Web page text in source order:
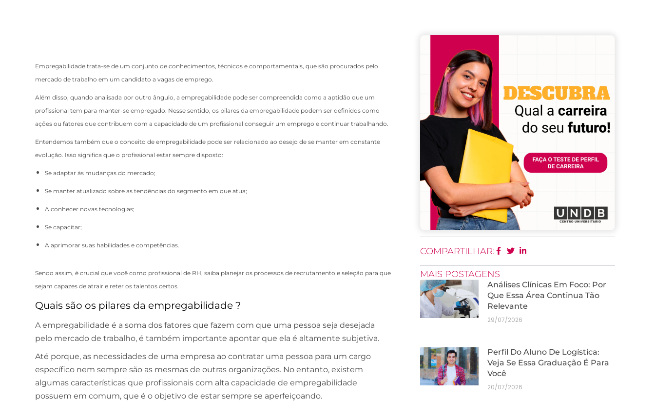
Empregabilidade trata-se de um conjunto de conhecimentos, técnicos e comportamentais, que são procurados pelo
mercado de trabalho em um candidato a vagas de emprego.
Além disso, quando analisada por outro ângulo, a empregabilidade pode ser compreendida como a aptidão que um
profissional tem para manter-se empregado. Nesse sentido, os pilares da empregabilidade podem ser definidos como
ações ou fatores que contribuem com a capacidade de um profissional conseguir um emprego e continuar trabalhando.
Entendemos também que o conceito de empregabilidade pode ser relacionado ao desejo de se manter em constante
evolução. Isso significa que o profissional estar sempre disposto:
Se adaptar às mudanças do mercado;
Se manter atualizado sobre as tendências do segmento em que atua;
A conhecer novas tecnologias;
Se capacitar;
A aprimorar suas habilidades e competências.
Sendo assim, é crucial que você como profissional de RH, saiba planejar os processos de recrutamento e seleção para que
sejam capazes de atrair e reter os talentos certos.
Quais são os pilares da empregabilidade ?
A empregabilidade é a soma dos fatores que fazem com que uma pessoa seja desejada
pelo mercado de trabalho, é também importante apontar que ela é altamente subjetiva.
Até porque, as necessidades de uma empresa ao contratar uma pessoa para um cargo
específico nem sempre são as mesmas de outras organizações. No entanto, existem
algumas características que profissionais com alta capacidade de empregabilidade
possuem em comum, que é o objetivo de estar sempre se aperfeiçoando.
COMPARTILHAR:
MAIS POSTAGENS
Análises Clínicas Em Foco: Por
Que Essa Área Continua Tão
Relevante
29/07/2026
Perfil Do Aluno De Logística:
Veja Se Essa Graduação É Para
Você
20/07/2026